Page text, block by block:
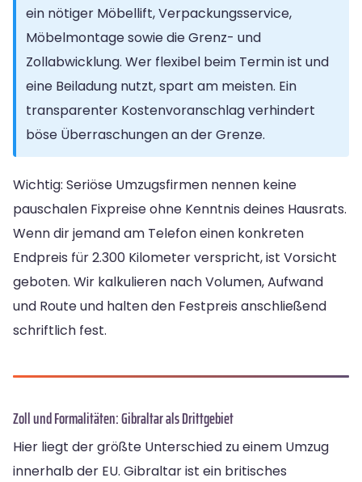
ein nötiger Möbellift, Verpackungsservice,
Möbelmontage sowie die Grenz- und
Zollabwicklung. Wer flexibel beim Termin ist und
eine Beiladung nutzt, spart am meisten. Ein
transparenter Kostenvoranschlag verhindert
böse Überraschungen an der Grenze.
Wichtig: Seriöse Umzugsfirmen nennen keine
pauschalen Fixpreise ohne Kenntnis deines Hausrats.
Wenn dir jemand am Telefon einen konkreten
Endpreis für 2.300 Kilometer verspricht, ist Vorsicht
geboten. Wir kalkulieren nach Volumen, Aufwand
und Route und halten den Festpreis anschließend
schriftlich fest.
Zoll und Formalitäten: Gibraltar als Drittgebiet
Hier liegt der größte Unterschied zu einem Umzug
innerhalb der EU. Gibraltar ist ein britisches